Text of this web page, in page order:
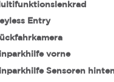
Entry
vorne
Sensoren